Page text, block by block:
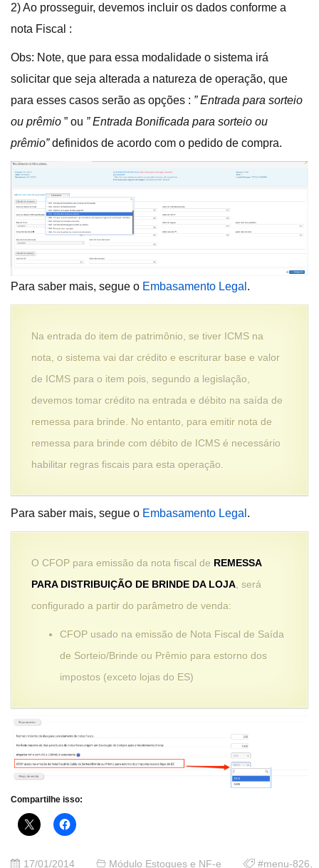
2) Ao prosseguir, devemos incluir os dados conforme a
nota Fiscal :
Obs: Note, que para essa modalidade o sistema irá
solicitar que seja alterada a natureza de operação, que
para esses casos serão as opções : ” Entrada para sorteio
ou prêmio ” ou ” Entrada Bonificada para sorteio ou
prêmio”definidos de acordo com o pedido de compra.
Para saber mais, segue o Embasamento Legal .
Na entrada do item de patrimônio, se tiver ICMS na
nota, o sistema vai dar crédito e escriturar base e valor
de ICMS para o item pois, segundo a legislação,
devemos tomar crédito na entrada e débito na saída de
remessa para brinde. No entanto, para emitir nota de
remessa para brinde com débito de ICMS é necessário
habilitar regras fiscais para esta operação.
Para saber mais, segue o Embasamento Legal .
O CFOP para emissão da nota fiscal de REMESSA
PARA DISTRIBUIÇÃO DE BRINDE DA LOJA, será
configurado a partir do parâmetro de venda:
CFOP usado na emissão de Nota Fiscal de Saída
de Sorteio/Brinde ou Prêmio para estorno dos
impostos (exceto lojas do ES)
Compartilhe isso:
17/01/2014 Módulo Estoques e NF-e #menu-826